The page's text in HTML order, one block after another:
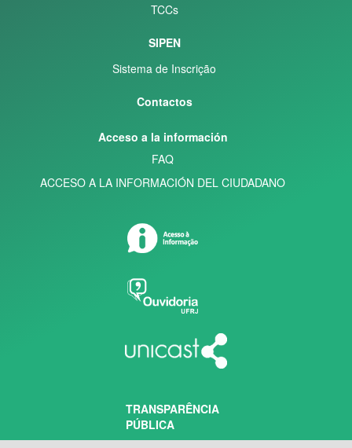
TCCs
SIPEN
Sistema de Inscrição
Contactos
Acceso a la información
FAQ
ACCESO A LA INFORMACIÓN DEL CIUDADANO
TRANSPARÊNCIA
PÚBLICA